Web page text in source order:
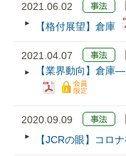
2021.06.02
【格付展望】倉庫
2021.04.07
【業界動向】倉庫
2020.09.09
【JCRの眼】コロ